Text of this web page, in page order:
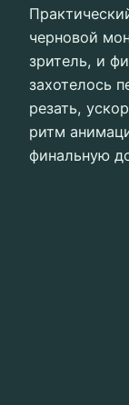
черновой
зритель, и
захотелось
резать,
ритм
финальную